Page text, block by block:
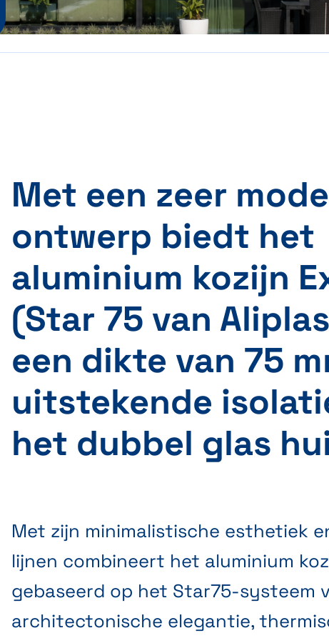
Met een zeer
ontwerp biedt het
aluminium kozijn
(Star 75 van
een dikte van 75
uitstekende
het dubbel glas
Met zijn minimalistische esthetiek
lijnen combineert het aluminium
gebaseerd op het Star75-systeem
architectonische elegantie,